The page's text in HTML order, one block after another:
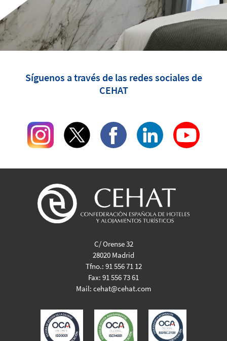
Síguenos a través de las redes sociales de
CEHAT
C/ Orense 32
28020 Madrid
Tfno.: 91 556 71 12
Fax: 91 556 73 61
Mail: cehat@cehat.com